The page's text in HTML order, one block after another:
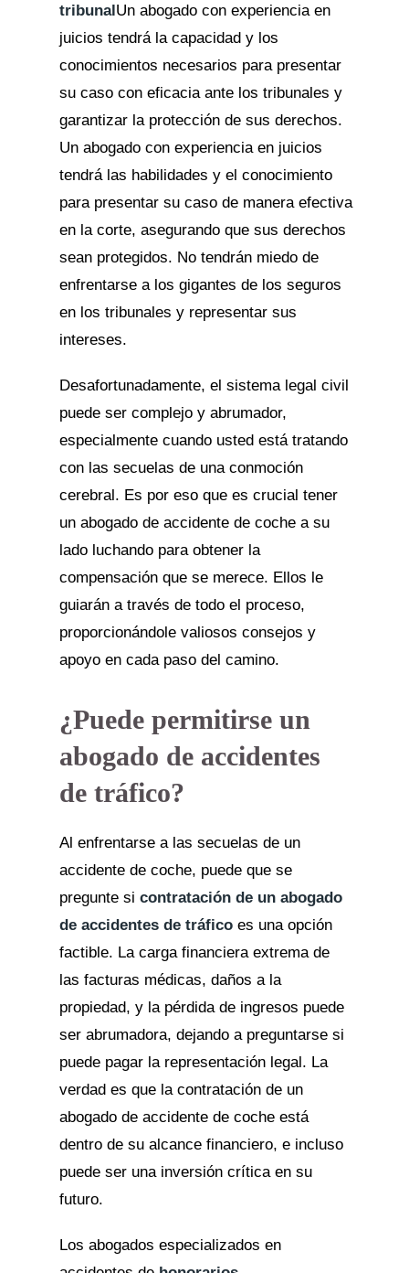
tribunalUn abogado con experiencia en
juicios tendrá la capacidad y los
conocimientos necesarios para presentar
su caso con eficacia ante los tribunales y
garantizar la protección de sus derechos.
Un abogado con experiencia en juicios
tendrá las habilidades y el conocimiento
para presentar su caso de manera efectiva
en la corte, asegurando que sus derechos
sean protegidos. No tendrán miedo de
enfrentarse a los gigantes de los seguros
en los tribunales y representar sus
intereses.
Desafortunadamente, el sistema legal civil
puede ser complejo y abrumador,
especialmente cuando usted está tratando
con las secuelas de una conmoción
cerebral. Es por eso que es crucial tener
un abogado de accidente de coche a su
lado luchando para obtener la
compensación que se merece. Ellos le
guiarán a través de todo el proceso,
proporcionándole valiosos consejos y
apoyo en cada paso del camino.
¿Puede permitirse un
abogado de accidentes
de tráfico?
Al enfrentarse a las secuelas de un
accidente de coche, puede que se
pregunte si contratación de un abogado
de accidentes de tráficoes una opción
factible. La carga financiera extrema de
las facturas médicas, daños a la
propiedad, y la pérdida de ingresos puede
ser abrumadora, dejando a preguntarse si
puede pagar la representación legal. La
verdad es que la contratación de un
abogado de accidente de coche está
dentro de su alcance financiero, e incluso
puede ser una inversión crítica en su
futuro.
Los abogados especializados en